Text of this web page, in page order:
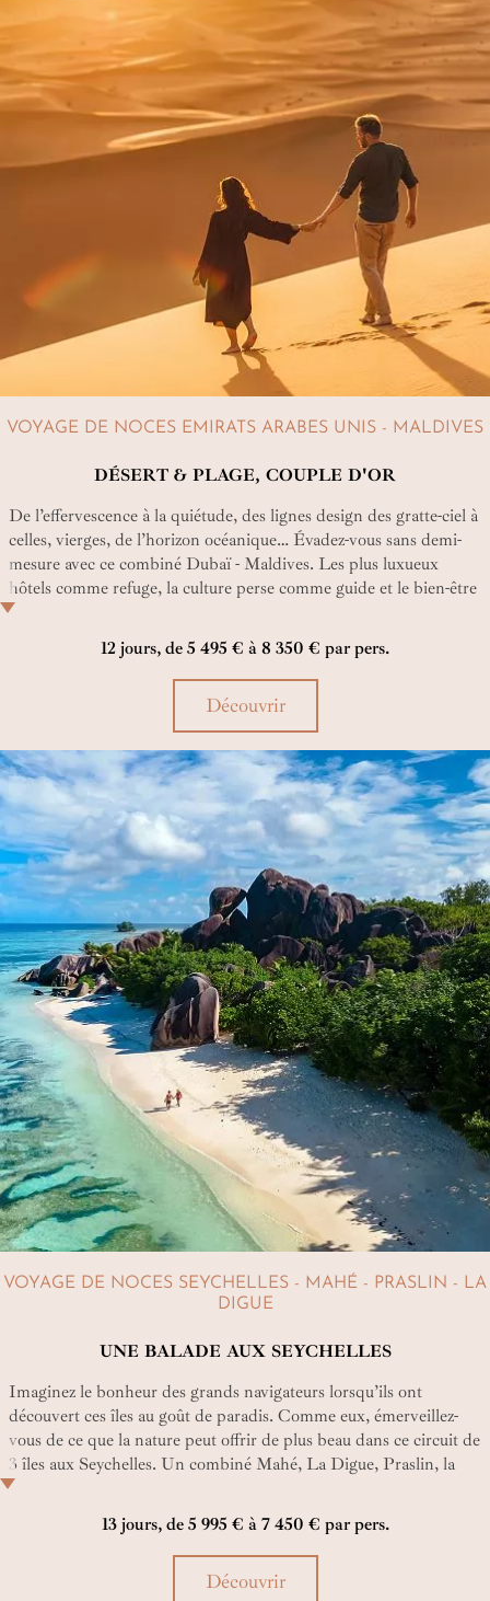
VOYAGE DE NOCES EMIRATS ARABES UNIS - MALDIVES
DÉSERT & PLAGE, COUPLE D'OR
De l’effervescence à la quiétude, des lignes design des gratte-ciel à
celles, vierges, de l’horizon océanique… Évadez-vous sans demi-
mesure avec ce combiné Dubaï - Maldives. Les plus luxueux
hôtels comme refuge, la culture perse comme guide et le bien-être
comme devise, prenez votre envol pour un monde de douceur
dorée auquel siérait à merveille le nom de « lune de miel »…
12 jours, de 5 495 € à 8 350 € par pers.
Découvrir
VOYAGE DE NOCES SEYCHELLES - MAHÉ - PRASLIN - LA
DIGUE
UNE BALADE AUX SEYCHELLES
Imaginez le bonheur des grands navigateurs lorsqu’ils ont
découvert ces îles au goût de paradis. Comme eux, émerveillez-
vous de ce que la nature peut offrir de plus beau dans ce circuit de
3 îles aux Seychelles. Un combiné Mahé, La Digue, Praslin, la
Terre est si belle lorsqu’elle se décline en oasis à la végétation
luxuriante, flottants sur l’immensité de l’océan !
13 jours, de 5 995 € à 7 450 € par pers.
Découvrir